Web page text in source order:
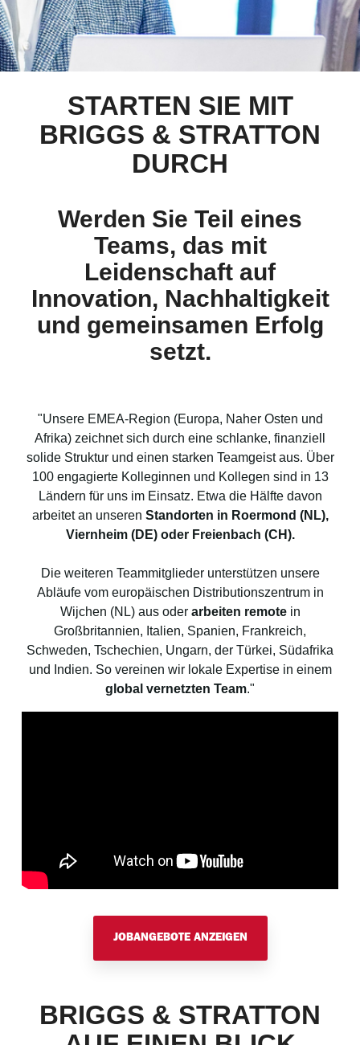
STARTEN SIE MIT
BRIGGS & STRATTON
DURCH
Werden Sie Teil eines
Teams, das mit
Leidenschaft auf
Innovation, Nachhaltigkeit
und gemeinsamen Erfolg
setzt.
"Unsere EMEA-Region (Europa, Naher Osten und
Afrika) zeichnet sich durch eine schlanke, finanziell
solide Struktur und einen starken Teamgeist aus. Über
100 engagierte Kolleginnen und Kollegen sind in 13
Ländern für uns im Einsatz. Etwa die Hälfte davon
arbeitet an unseren Standorten in Roermond (NL),
Viernheim (DE) oder Freienbach (CH).
Die weiteren Teammitglieder unterstützen unsere
Abläufe vom europäischen Distributionszentrum in
Wijchen (NL) aus oder arbeiten remotein
Großbritannien, Italien, Spanien, Frankreich,
Schweden, Tschechien, Ungarn, der Türkei, Südafrika
und Indien. So vereinen wir lokale Expertise in einem
global vernetzten Team."
JOBANGEBOTE ANZEIGEN
BRIGGS & STRATTON